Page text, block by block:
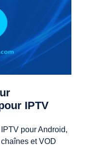
IPTV
pour Android,
et VOD